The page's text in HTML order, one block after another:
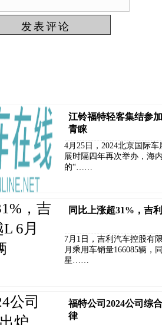
江铃福特轻客集结参
青睐
4月25日，2024北京国际
展时隔四年再次举办，海
的“……
同比上涨超31%，吉
7月1日，吉利汽车控股有
月乘用车销量166085辆，
星……
福特公司2024公司综
律